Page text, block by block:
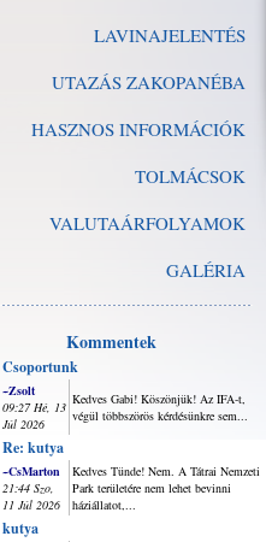
LAVINAJELENTÉS
UTAZÁS ZAKOPANÉBA
HASZNOS INFORMÁCIÓK
TOLMÁCSOK
VALUTAÁRFOLYAMOK
GALÉRIA
Kommentek
Csoportunk
~Zsolt
09:27 Hé, 13
Júl 2026
Kedves Gabi! Köszönjük! Az IFA-t,
végül többszörös kérdésünkre sem...
Re: kutya
~CsMarton
21:44 Szo,
11 Júl 2026
Kedves Tünde! Nem. A Tátrai Nemzeti
Park területére nem lehet bevinni
háziállatot,...
kutya